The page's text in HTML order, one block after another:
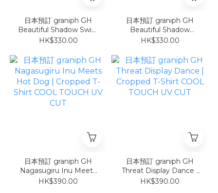
日本預訂 graniph GH
Beautiful Shadow Swim
Ring | T-Shirt
HK$330.00
日本預訂 graniph GH
Beautiful Shadow
Sunburn | T-Shirt
HK$330.00
日本預訂 graniph GH
Nagasugiru Inu Meets
Hot Dog | Cropped T-
HK$390.00
日本預訂 graniph GH
Threat Display Dance |
Cropped T-Shirt COOL
HK$390.00